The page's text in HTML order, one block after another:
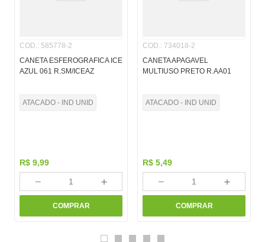
COD.: 585778-2
CANETA ESFEROGRAFICA ICE
AZUL 061 R.SM/ICEAZ
ATACADO - IND UNID
R$ 9,99
＋
－
COMPRAR
COD.: 734018-2
CANETA APAGAVEL
MULTIUSO PRETO R.AA01
ATACADO - IND UNID
R$ 5,49
＋
－
COMPRAR